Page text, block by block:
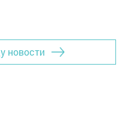
новости